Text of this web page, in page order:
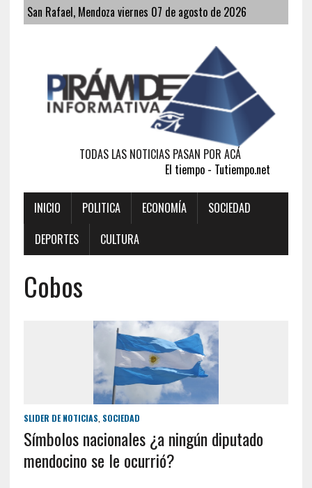
San Rafael, Mendoza viernes 07 de agosto de 2026
TODAS LAS NOTICIAS PASAN POR ACÁ
El tiempo - Tutiempo.net
INICIO POLITICA ECONOMÍA
SOCIEDAD
DEPORTES
CULTURA
Cobos
SLIDER DE NOTICIAS SOCIEDAD
Símbolos nacionales ¿a ningún diputado
mendocino se le ocurrió?